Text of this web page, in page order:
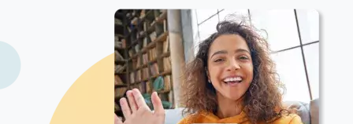
konzentriert. Darüber hinaus habe ich durch das
Erasmus-Programm in Posen (Polen) und als
Volontär in Dortmund (Deutschland) wertvolle
internationale Erfahrungen gesammelt. Meine
berufliche Laufbahn als Englischlehrerin begann 2015
und erstreckt sich mittlerweile über zehn Jahre an